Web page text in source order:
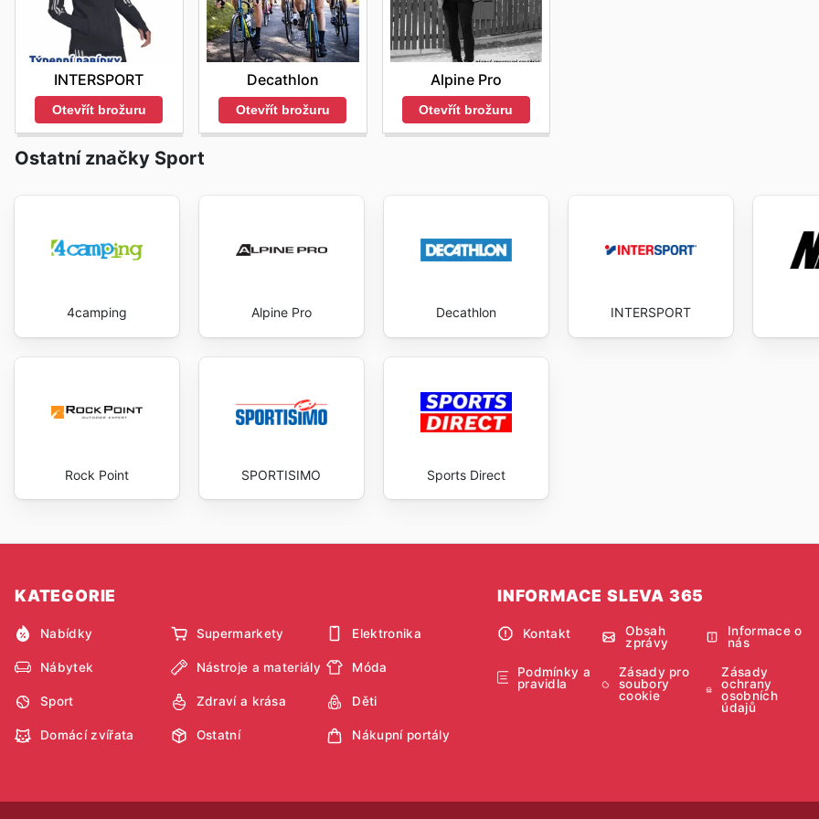
INTERSPORT
Otevřít brožuru
Decathlon
Otevřít brožuru
Alpine Pro
Otevřít brožuru
Ostatní značky Sport
4camping Alpine Pro Decathlon INTERSPORT
Rock Point SPORTISIMO Sports Direct
KATEGORIE
Nabídky Supermarkety Elektronika
Nábytek Nástroje a materiály Móda
Sport Zdraví a krása Děti
Domácí zvířata Ostatní Nákupní portály
INFORMACE SLEVA 365
Kontakt
Obsah
zprávy
Informace o
nás
Podmínky a
pravidla
Zásady pro
soubory
cookie
Zásady
ochrany
osobních
údajů